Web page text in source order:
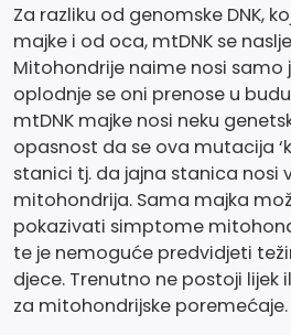
Za razliku od genomske DNK,
majke i od oca, mtDNK se
Mitohondrije naime nosi
oplodnje se oni prenose u
mtDNK majke nosi neku
opasnost da se ova mutacija
stanici tj. da jajna stanica nosi
mitohondrija. Sama majka
pokazivati simptome
te je nemoguće predvidjeti
djece. Trenutno ne postoji
za mitohondrijske poremećaje.